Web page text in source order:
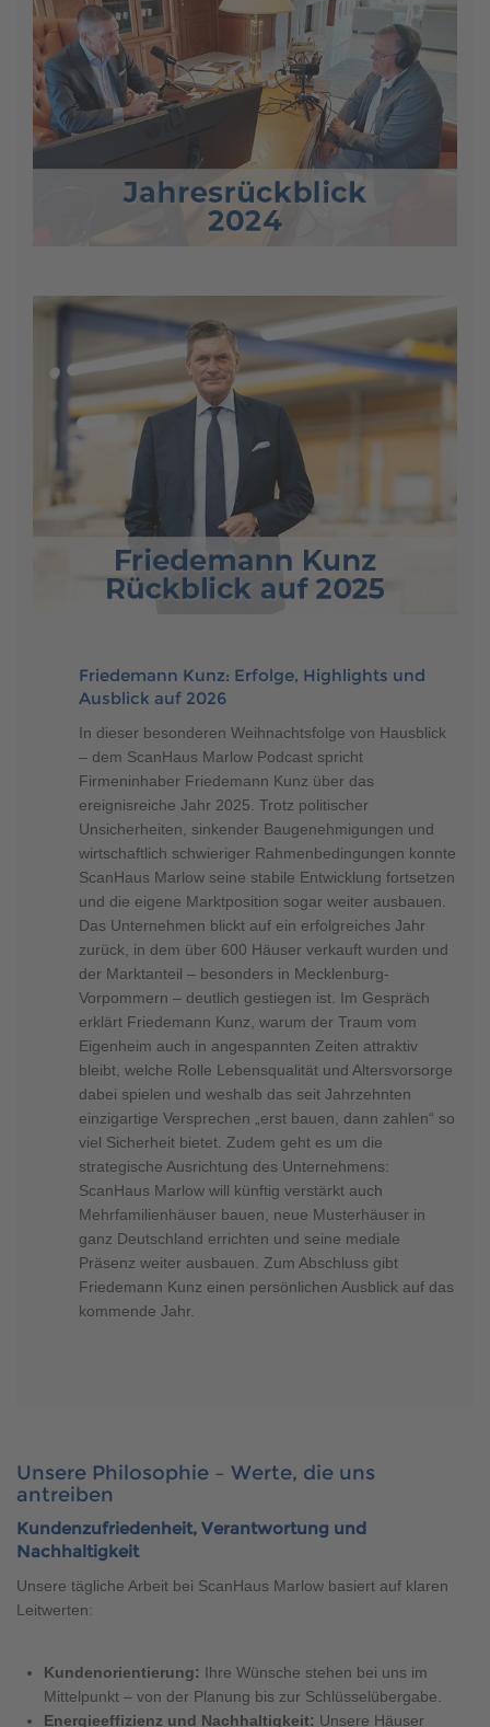
Friedemann Kunz: Erfolge, Highlights und
Ausblick auf 2026
In dieser besonderen Weihnachtsfolge von Hausblick
– dem ScanHaus Marlow Podcast spricht
Firmeninhaber Friedemann Kunz über das
ereignisreiche Jahr 2025. Trotz politischer
Unsicherheiten, sinkender Baugenehmigungen und
wirtschaftlich schwieriger Rahmenbedingungen konnte
ScanHaus Marlow seine stabile Entwicklung fortsetzen
und die eigene Marktposition sogar weiter ausbauen.
Das Unternehmen blickt auf ein erfolgreiches Jahr
zurück, in dem über 600 Häuser verkauft wurden und
der Marktanteil – besonders in Mecklenburg-
Vorpommern – deutlich gestiegen ist. Im Gespräch
erklärt Friedemann Kunz, warum der Traum vom
Eigenheim auch in angespannten Zeiten attraktiv
bleibt, welche Rolle Lebensqualität und Altersvorsorge
dabei spielen und weshalb das seit Jahrzehnten
einzigartige Versprechen „erst bauen, dann zahlen“ so
viel Sicherheit bietet. Zudem geht es um die
strategische Ausrichtung des Unternehmens:
ScanHaus Marlow will künftig verstärkt auch
Mehrfamilienhäuser bauen, neue Musterhäuser in
ganz Deutschland errichten und seine mediale
Präsenz weiter ausbauen. Zum Abschluss gibt
Friedemann Kunz einen persönlichen Ausblick auf das
kommende Jahr.
Unsere Philosophie – Werte, die uns
antreiben
Kundenzufriedenheit, Verantwortung und
Nachhaltigkeit
Unsere tägliche Arbeit bei ScanHaus Marlow basiert auf klaren
Leitwerten:
Kundenorientierung: Ihre Wünsche stehen bei uns im
Mittelpunkt – von der Planung bis zur Schlüsselübergabe.
Energieeffizienz und Nachhaltigkeit: Unsere Häuser